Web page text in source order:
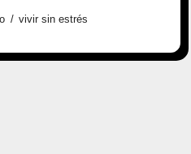
vivir sin estrés